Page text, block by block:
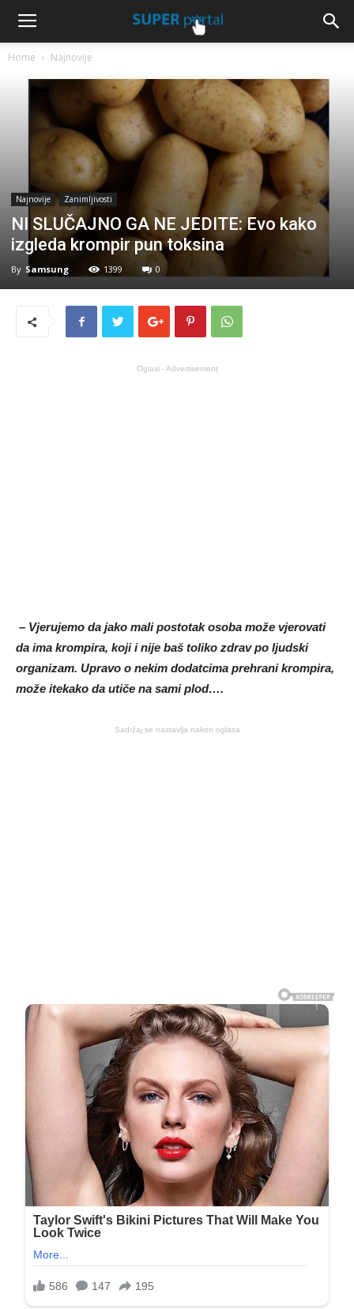
Home Najnovije
Najnovije Zanimljivosti
NI SLUČAJNO GA NE JEDITE: Evo kako
izgleda krompir pun toksina
By Samsung 1399 0
Oglasi - Advertisement
– Vjerujemo da jako mali postotak osoba može vjerovati
da ima krompira, koji i nije baš toliko zdrav po ljudski
organizam. Upravo o nekim dodatcima prehrani krompira,
može itekako da utiče na sami plod….
Sadržaj se nastavlja nakon oglasa